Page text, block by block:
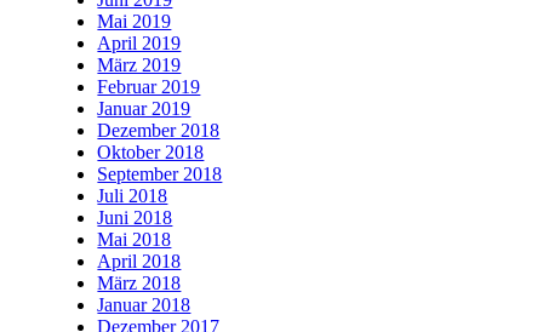
Mai 2019
April 2019
März 2019
Februar 2019
Januar 2019
Dezember 2018
Oktober 2018
September 2018
Juli 2018
Juni 2018
Mai 2018
April 2018
März 2018
Januar 2018
Dezember 2017